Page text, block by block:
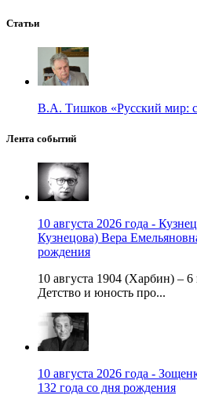
Статьи
В.А. Тишков «Русский мир:
Лента событий
10 августа 2026 года -
Кузнецова) Вера
рождения
10 августа 1904 (Харбин) –
Детство и юность про...
10 августа 2026 года -
132 года со дня рождения